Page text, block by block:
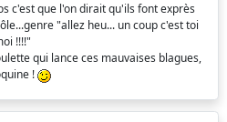
c'est que l'on dirait qu'ils font exprès
"allez heu... un coup c'est toi
!!!!"
qui lance ces mauvaises blagues,
!